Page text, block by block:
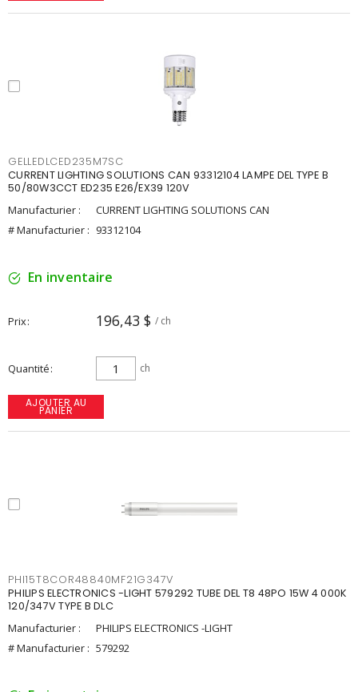
GELLEDLCED235M7SC
CURRENT LIGHTING SOLUTIONS CAN 93312104 LAMPE DEL TYPE B
50/80W3CCT ED235 E26/EX39 120V
Manufacturier :
CURRENT LIGHTING SOLUTIONS CAN
# Manufacturier : 93312104
En inventaire
Prix 196,43 $ / ch
Quantité ch
AJOUTER AU
PANIER
PHI15T8COR48840MF21G347V
PHILIPS ELECTRONICS -LIGHT 579292 TUBE DEL T8 48PO 15W 4 000K
120/347V TYPE B DLC
Manufacturier :
PHILIPS ELECTRONICS -LIGHT
# Manufacturier : 579292